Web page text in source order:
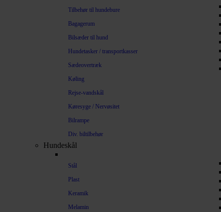
Tilbehør til hundebure
Bagagerum
Bilsæder til hund
Hundetasker / transportkasser
Sædeovertræk
Køling
Rejse-vandskål
Køresyge / Nervøsitet
Bilrampe
Div. biltilbehør
Hundeskål
Stål
Plast
Keramik
Melamin